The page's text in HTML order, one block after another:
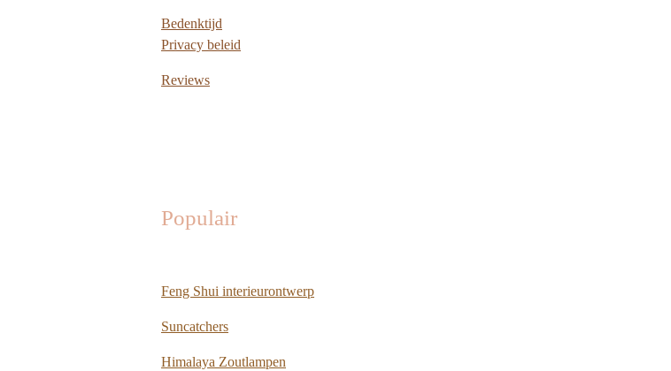
Bedenktijd
Privacy beleid
Reviews
Populair
Feng Shui interieurontwerp
Suncatchers
Himalaya Zoutlampen